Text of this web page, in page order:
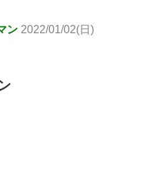
ン 2022/01/02(日)